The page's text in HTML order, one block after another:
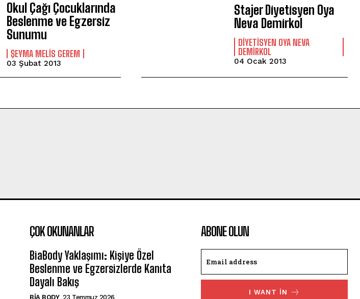
Okul Çağı Çocuklarında
Beslenme ve Egzersiz
Sunumu
ŞEYMA MELIS GEREM
03 Şubat 2013
Stajer Diyetisyen Oya
Neva Demirkol
DIYETISYEN OYA NEVA
DEMIRKOL
04 Ocak 2013
ÇOK OKUNANLAR
BiaBody Yaklaşımı: Kişiye Özel
Beslenme ve Egzersizlerde Kanıta
Dayalı Bakış
BIA BODY 23 Temmuz 2026
ABONE OLUN
I WANT IN